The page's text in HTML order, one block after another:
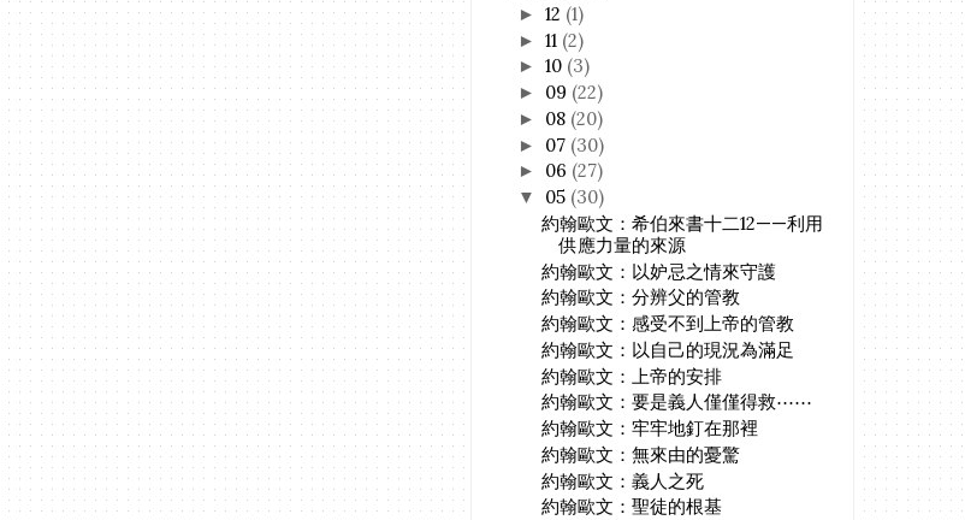
► 12 (1)
► 11 (2)
► 10 (3)
► 09 (22)
► 08 (20)
► 07 (30)
► 06 (27)
▼ 05 (30)
約翰歐文：希伯來書十二12——利用
供應力量的來源
約翰歐文：以妒忌之情來守護
約翰歐文：分辨父的管教
約翰歐文：感受不到上帝的管教
約翰歐文：以自己的現況為滿足
約翰歐文：上帝的安排
約翰歐文：要是義人僅僅得救⋯⋯
約翰歐文：牢牢地釘在那裡
約翰歐文：無來由的憂驚
約翰歐文：義人之死
約翰歐文：聖徒的根基